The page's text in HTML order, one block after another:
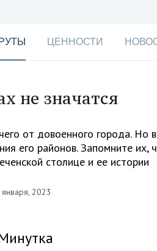
ЦЕННОСТИ
не значатся
от довоенного города. Но
его районов. Запомните их,
столице и ее истории
2023